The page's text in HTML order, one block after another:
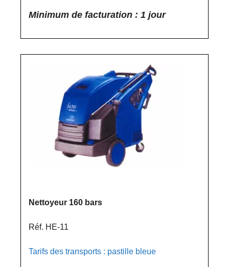
Minimum de facturation : 1 jour
Nettoyeur 160 bars
Réf. HE-11
Tarifs des transports : pastille bleue